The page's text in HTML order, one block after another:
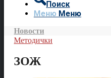
Поиск
Меню Меню
Новости
Методички
ЗОЖ